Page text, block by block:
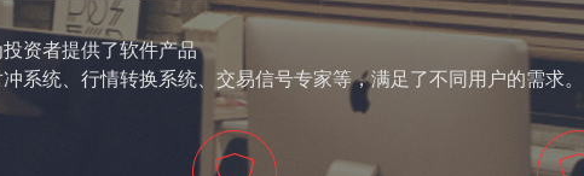
资者提供了软件产品
系统、行情转换系统、交易信号专家等，满足了不同用户的需求。